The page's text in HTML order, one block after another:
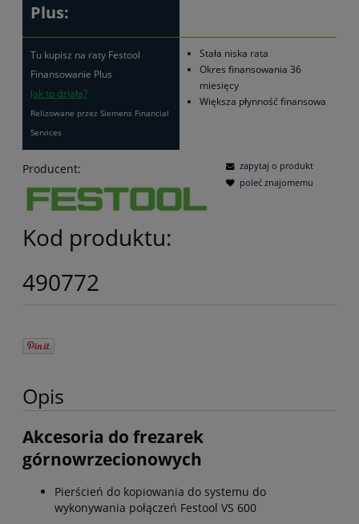
Plus:
Tu kupisz na raty Festool
Finansowanie Plus
Jak to działa?
Relizowane przez Siemens Financial
Services
Stała niska rata
Okres finansowania 36
miesięcy
Większa płynność finansowa
Producent:
Kod produktu:
490772
zapytaj o produkt
poleć znajomemu
Opis
Akcesoria do frezarek
górnowrzecionowych
Pierścień do kopiowania do systemu do
wykonywania połączeń Festool VS 600